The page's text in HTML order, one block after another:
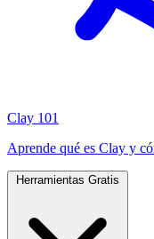
Clay 101
Aprende qué es Clay y